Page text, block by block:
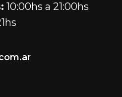
10:00hs a 21:00hs